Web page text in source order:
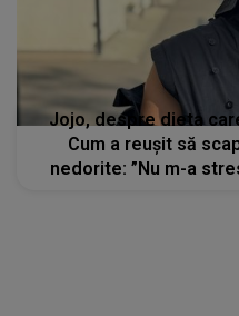
Jojo, despre dieta
Cum a reușit să
nedorite: ”Nu m-a